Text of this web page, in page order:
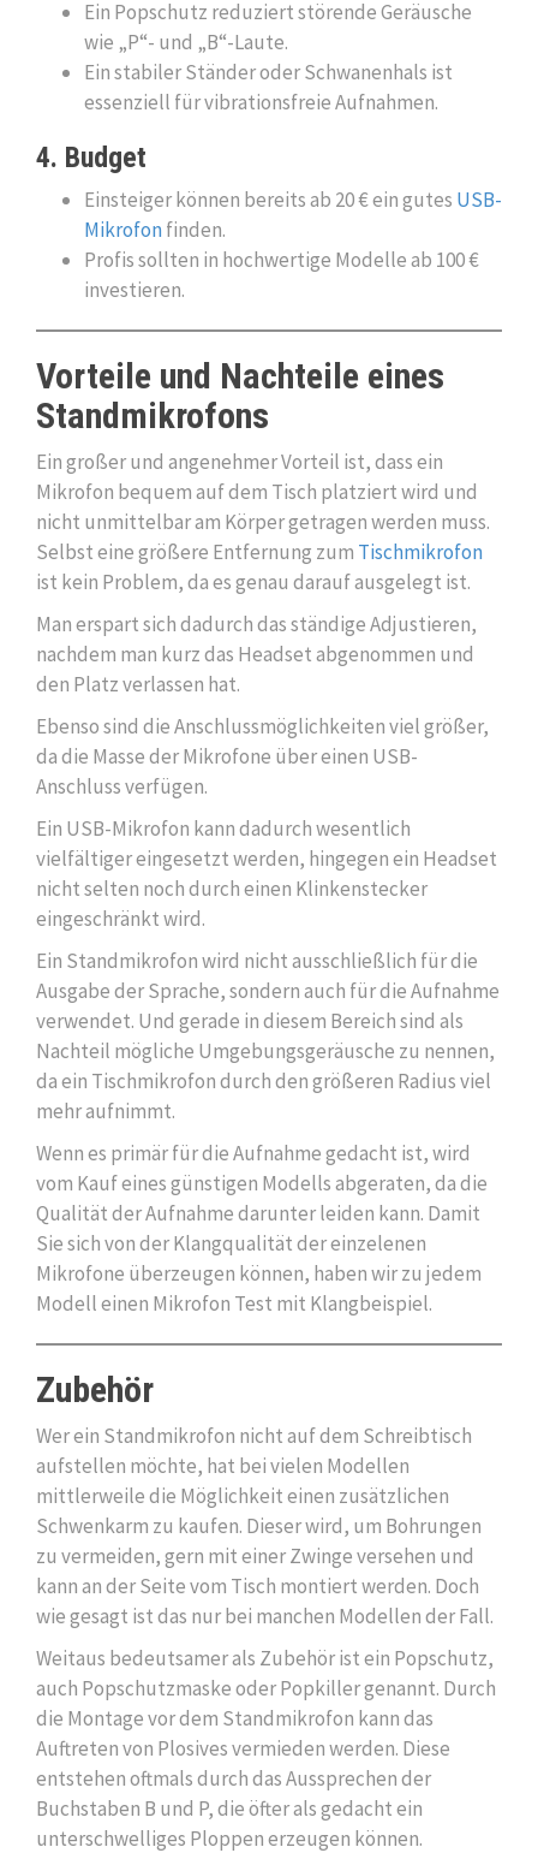
Ein Popschutz reduziert störende Geräusche
wie „P“- und „B“-Laute.
Ein stabiler Ständer oder Schwanenhals ist
essenziell für vibrationsfreie Aufnahmen.
4. Budget
Einsteiger können bereits ab 20 € ein gutes USB-
Mikrofonfinden.
Profis sollten in hochwertige Modelle ab 100 €
investieren.
Vorteile und Nachteile eines
Standmikrofons
Ein großer und angenehmer Vorteil ist, dass ein
Mikrofon bequem auf dem Tisch platziert wird und
nicht unmittelbar am Körper getragen werden muss.
Selbst eine größere Entfernung zum Tischmikrofon
ist kein Problem, da es genau darauf ausgelegt ist.
Man erspart sich dadurch das ständige Adjustieren,
nachdem man kurz das Headset abgenommen und
den Platz verlassen hat.
Ebenso sind die Anschlussmöglichkeiten viel größer,
da die Masse der Mikrofone über einen USB-
Anschluss verfügen.
Ein USB-Mikrofon kann dadurch wesentlich
vielfältiger eingesetzt werden, hingegen ein Headset
nicht selten noch durch einen Klinkenstecker
eingeschränkt wird.
Ein Standmikrofon wird nicht ausschließlich für die
Ausgabe der Sprache, sondern auch für die Aufnahme
verwendet. Und gerade in diesem Bereich sind als
Nachteil mögliche Umgebungsgeräusche zu nennen,
da ein Tischmikrofon durch den größeren Radius viel
mehr aufnimmt.
Wenn es primär für die Aufnahme gedacht ist, wird
vom Kauf eines günstigen Modells abgeraten, da die
Qualität der Aufnahme darunter leiden kann. Damit
Sie sich von der Klangqualität der einzelenen
Mikrofone überzeugen können, haben wir zu jedem
Modell einen Mikrofon Test mit Klangbeispiel.
Zubehör
Wer ein Standmikrofon nicht auf dem Schreibtisch
aufstellen möchte, hat bei vielen Modellen
mittlerweile die Möglichkeit einen zusätzlichen
Schwenkarm zu kaufen. Dieser wird, um Bohrungen
zu vermeiden, gern mit einer Zwinge versehen und
kann an der Seite vom Tisch montiert werden. Doch
wie gesagt ist das nur bei manchen Modellen der Fall.
Weitaus bedeutsamer als Zubehör ist ein Popschutz,
auch Popschutzmaske oder Popkiller genannt. Durch
die Montage vor dem Standmikrofon kann das
Auftreten von Plosives vermieden werden. Diese
entstehen oftmals durch das Aussprechen der
Buchstaben B und P, die öfter als gedacht ein
unterschwelliges Ploppen erzeugen können.